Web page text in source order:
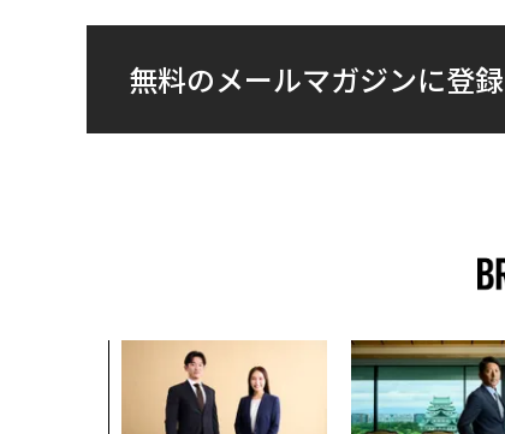
無料のメールマガジンに登録